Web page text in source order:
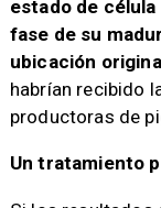
estado de
fase de su
ubicación
habrían recibido
productoras de
Un tratamiento